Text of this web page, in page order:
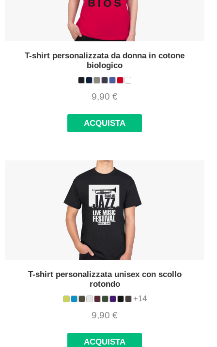
T-shirt personalizzata da donna in cotone
biologico
9,90 €
ACQUISTA
T-shirt personalizzata unisex con scollo
rotondo
+14
9,90 €
ACQUISTA